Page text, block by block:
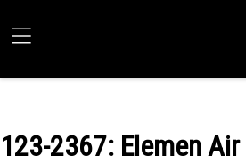
123-2367: Elemen